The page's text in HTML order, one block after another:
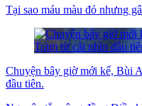
Tại sao máu màu đỏ nhưng
Chuyện bây giờ mới kể, Bùi
đầu tiên.